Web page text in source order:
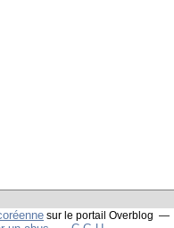
sur le portail Overblog